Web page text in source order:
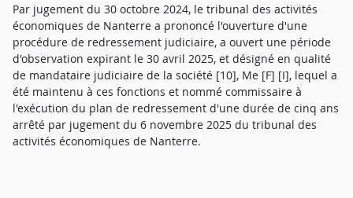
Par jugement du 30 octobre 2024, le tribunal des activités
économiques de Nanterre a prononcé l'ouverture d'une
procédure de redressement judiciaire, a ouvert une période
d'observation expirant le 30 avril 2025, et désigné en qualité
de mandataire judiciaire de la société [10], Me [F] [I], lequel a
été maintenu à ces fonctions et nommé commissaire à
l'exécution du plan de redressement d'une durée de cinq ans
arrêté par jugement du 6 novembre 2025 du tribunal des
activités économiques de Nanterre.